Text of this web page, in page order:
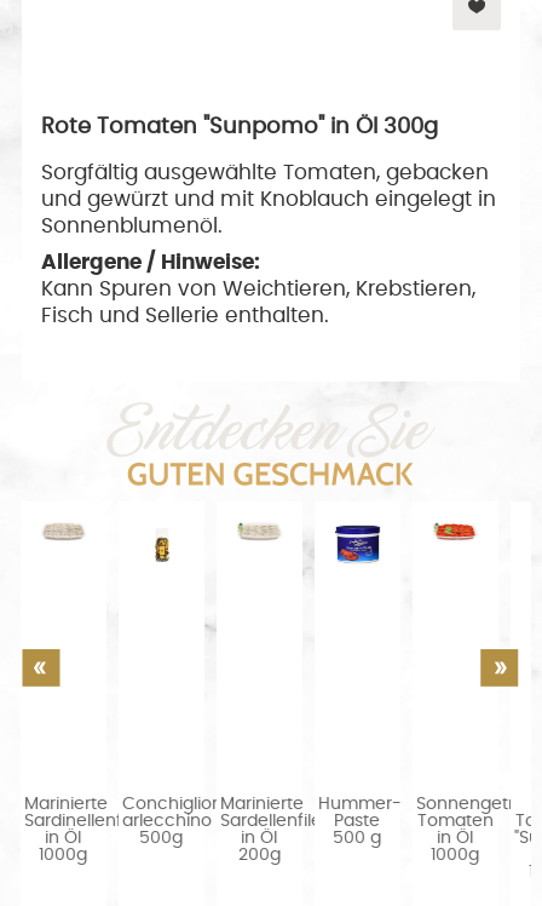
Rote Tomaten "Sunpomo" in Öl 300g
Sorgfältig ausgewählte Tomaten, gebacken
und gewürzt und mit Knoblauch eingelegt in
Sonnenblumenöl.
Allergene / Hinweise:
Kann Spuren von Weichtieren, Krebstieren,
Fisch und Sellerie enthalten.
Marinierte
Sardinellenfilets
in Öl
1000g
Conchiglioni
arlecchino
500g
Marinierte
Sardellenfilets
in Öl
200g
Hummer-
Paste
500 g
Tomaten
in Öl
1000g